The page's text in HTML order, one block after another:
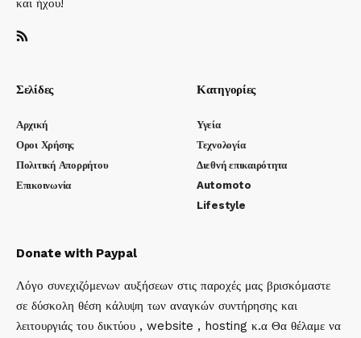
και ήχου!
Σελίδες
Αρχική
Οροι Χρήσης
Πολιτική Απορρήτου
Επικοινωνία
Κατηγορίες
Υγεία
Τεχνολογία
Διεθνή επικαιρότητα
Automoto
Lifestyle
Donate with Paypal
Λόγο συνεχιζόμενων αυξήσεων στις παροχές μας βρισκόμαστε
σε δύσκολη θέση κάλυψη των αναγκών συντήρησης και
λειτουργιάς του δικτύου , website , hosting κ.α Θα θέλαμε να